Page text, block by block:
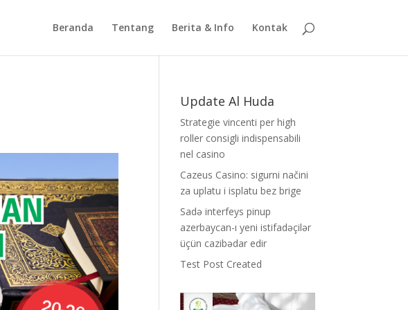
Beranda Tentang Berita & Info Kontak
Update Al Huda
Strategie vincenti per high
roller consigli indispensabili
nel casino
Cazeus Casino: sigurni načini
za uplatu i isplatu bez brige
Sadə interfeys pinup
azerbaycan-ı yeni istifadəçilər
üçün cazibədar edir
Test Post Created